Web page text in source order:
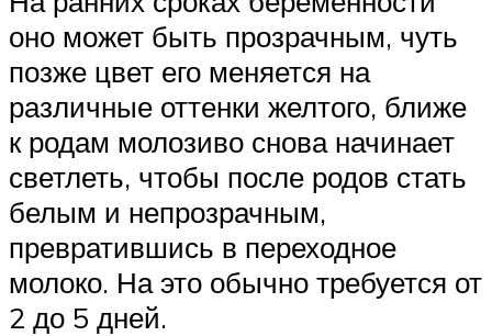
оно может быть прозрачным, чуть
позже цвет его меняется на
различные оттенки желтого, ближе
к родам молозиво снова начинает
светлеть, чтобы после родов стать
белым и непрозрачным,
превратившись в переходное
молоко. На это обычно требуется от
2 до 5 дней.